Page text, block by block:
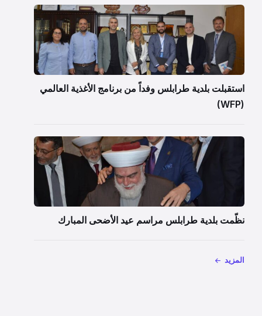
استقبلت بلدية طرابلس وفداً من برنامج الأغذية العالمي
(WFP)
نظّمت بلدية طرابلس مراسم عيد الأضحى المبارك
المزيد